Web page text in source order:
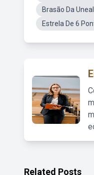
Brasão Da
Estrela De 6
Related Posts